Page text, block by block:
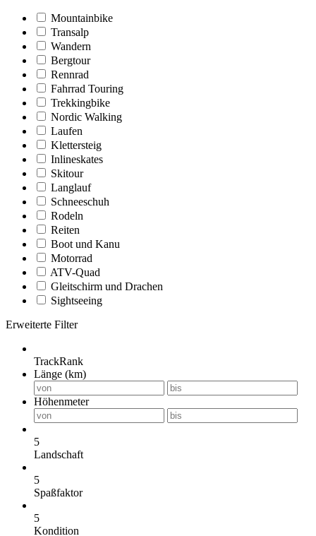
Mountainbike
Transalp
Wandern
Bergtour
Rennrad
Fahrrad Touring
Trekkingbike
Nordic Walking
Laufen
Klettersteig
Inlineskates
Skitour
Langlauf
Schneeschuh
Rodeln
Reiten
Boot und Kanu
Motorrad
ATV-Quad
Gleitschirm und Drachen
Sightseeing
Erweiterte Filter
TrackRank
Länge (km)
Höhenmeter
5
Landschaft
5
Spaßfaktor
5
Kondition